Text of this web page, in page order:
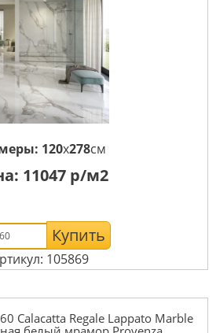
120x278см
11047р/м2
Купить
105869
Calacatta Regale Lappato Marble